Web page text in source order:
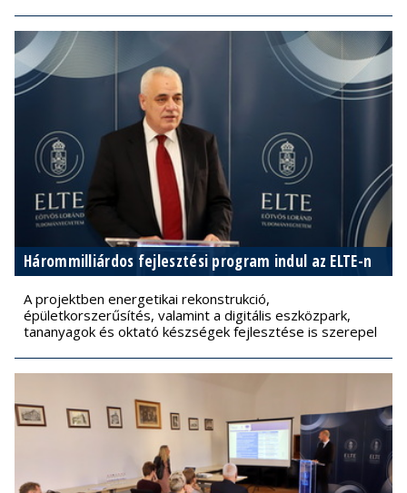
Hárommilliárdos fejlesztési program indul az ELTE-n
A projektben energetikai rekonstrukció,
épületkorszerűsítés, valamint a digitális eszközpark,
tananyagok és oktató készségek fejlesztése is szerepel